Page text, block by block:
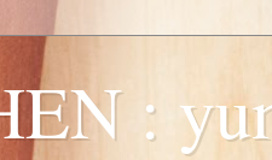
: